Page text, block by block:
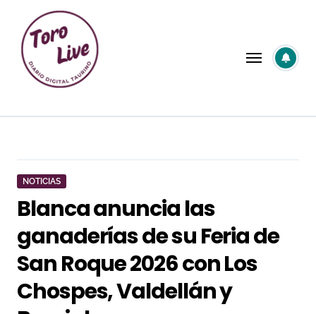
contenido
NOTICIAS
Blanca anuncia las
ganaderías de su Feria de
San Roque 2026 con Los
Chospes, Valdellán y